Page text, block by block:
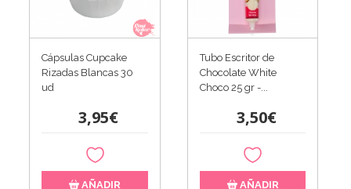
Cápsulas Cupcake
Rizadas Blancas 30
ud
3,95€
AÑADIR
Tubo Escritor de
Chocolate White
Choco 25 gr -...
3,50€
AÑADIR